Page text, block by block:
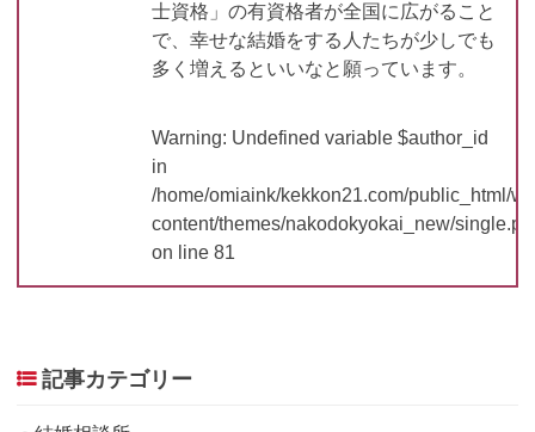
士資格」の有資格者が全国に広がること
で、幸せな結婚をする人たちが少しでも
多く増えるといいなと願っています。
Warning: Undefined variable $author_id
in
/home/omiaink/kekkon21.com/public_html/
content/themes/nakodokyokai_new/
on line 81
記事カテゴリー